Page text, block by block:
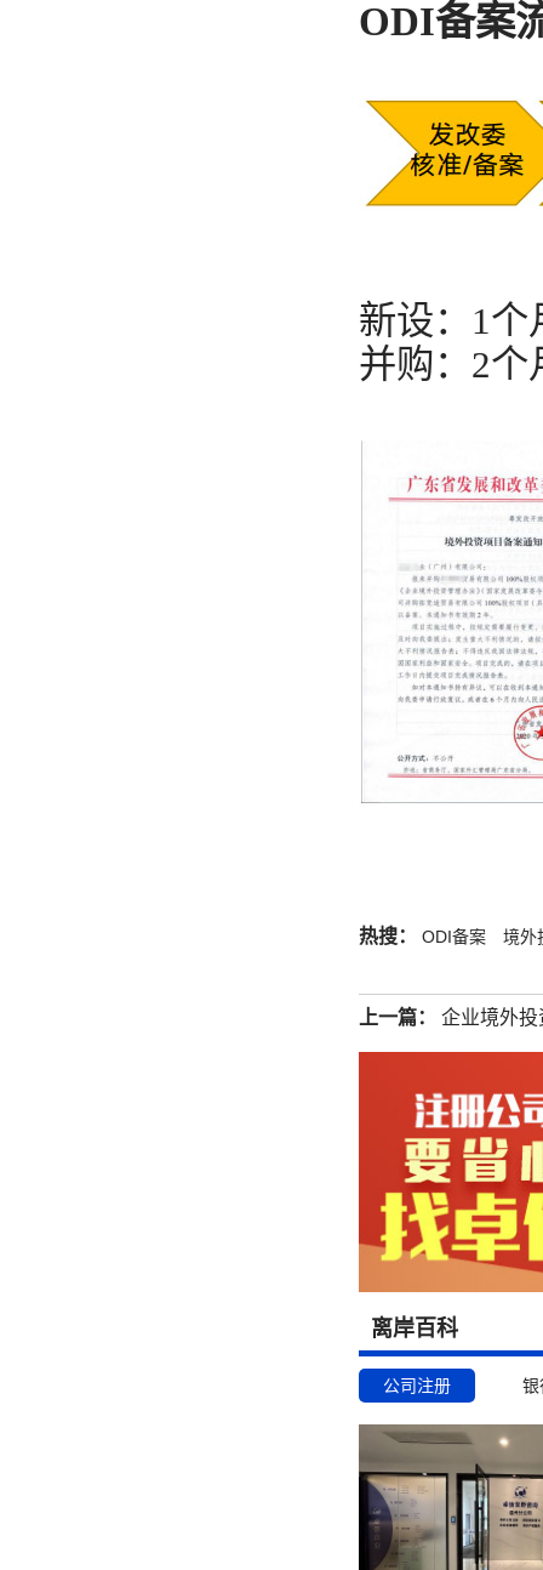
ODI备案
新设：1个
并购：2个
热搜： ODI备案 境外
上一篇： 企业境外
离岸百科
公司注册 银